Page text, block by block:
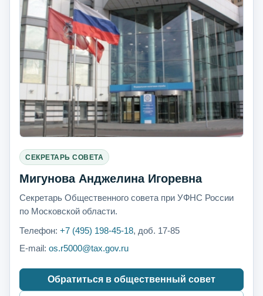
СЕКРЕТАРЬ СОВЕТА
Мигунова Анджелина Игоревна
Секретарь Общественного совета при УФНС России
по Московской области.
Телефон: +7 (495) 198-45-18, доб. 17-85
E-mail: os.r5000@tax.gov.ru
Обратиться в общественный совет